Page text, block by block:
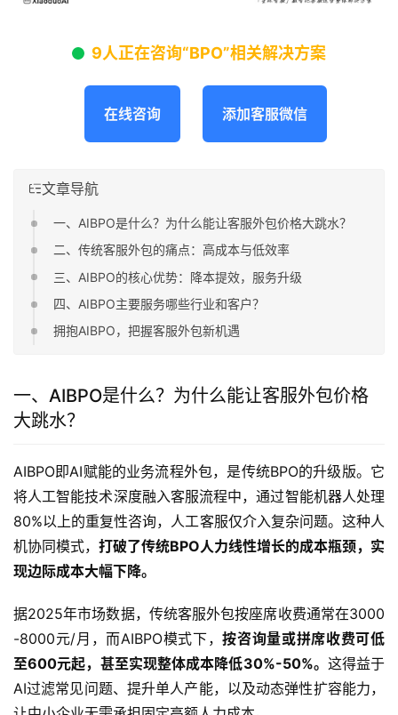
9人正在咨询“BPO”相关解决方案
在线咨询 添加客服微信
文章导航
一、AIBPO是什么？为什么能让客服外包价格大跳水？
二、传统客服外包的痛点：高成本与低效率
三、AIBPO的核心优势：降本提效，服务升级
四、AIBPO主要服务哪些行业和客户？
拥抱AIBPO，把握客服外包新机遇
一、AIBPO是什么？为什么能让客服外包价格
大跳水？
AIBPO即AI赋能的业务流程外包，是传统BPO的升级版。它
将人工智能技术深度融入客服流程中，通过智能机器人处理
80%以上的重复性咨询，人工客服仅介入复杂问题。这种人
机协同模式， 打破了传统BPO人力线性增长的成本瓶颈，实
现边际成本大幅下降。
据2025年市场数据，传统客服外包按座席收费通常在3000
-8000元/月，而AIBPO模式下，按咨询量或拼席收费可低
至600元起，甚至实现整体成本降低30%-50%。 这得益于
AI过滤常见问题、提升单人产能，以及动态弹性扩容能力，